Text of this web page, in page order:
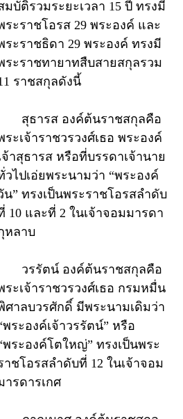
มบัติรวมระยะเวลา 15 ปี ทรงมี
ระราชโอรส 29 พระองค์ และ
ระราชธิดา 29 พระองค์ ทรงมี
ระราชทายาทสืบสายสกุลรวม
ราชสกุลดังนี้
สุธารส องค์ต้นราชสกุลคือ
ระเจ้าราชวรวงศ์เธอ พระองค์
จ้าสุธารส หรือที่บรรดาเจ้านาย
วไปเอ่ยพระนามว่า “พระองค์
น” ทรงเป็นพระราชโอรสลำดับ
10 และที่ 2 ในเจ้าจอมมารดา
หลาบ
วรรัตน์ องค์ต้นราชสกุลคือ
ระเจ้าราชวรวงศ์เธอ กรมหมื่น
ศาลบวรศักดิ์ มีพระนามเดิมว่า
พระองค์เจ้าวรรัตน์” หรือ
พระองค์โตใหญ่” ทรงเป็นพระ
าชโอรสลำดับที่ 12 ในเจ้าจอม
ารดารเกศ